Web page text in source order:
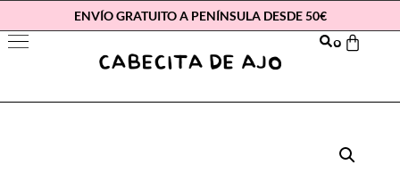
ENVÍO GRATUITO A PENÍNSULA DESDE 50€
0